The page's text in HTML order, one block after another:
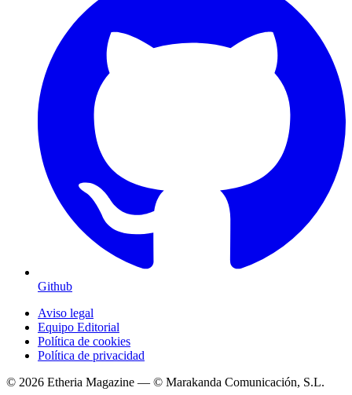
Github
Aviso legal
Equipo Editorial
Política de cookies
Política de privacidad
© 2026 Etheria Magazine — © Marakanda Comunicación, S.L.